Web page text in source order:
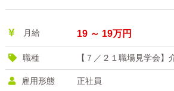
月給 19 ～ 19万円
職種 【７／２１職場見学会】
雇用形態 正社員